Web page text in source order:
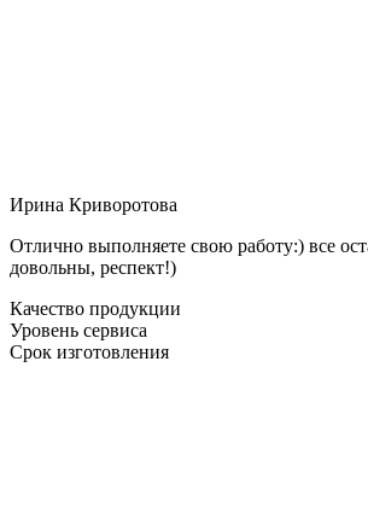
Ирина Криворотова
Отлично выполняете свою работу:) все
довольны, респект!)
Качество продукции
Уровень сервиса
Срок изготовления